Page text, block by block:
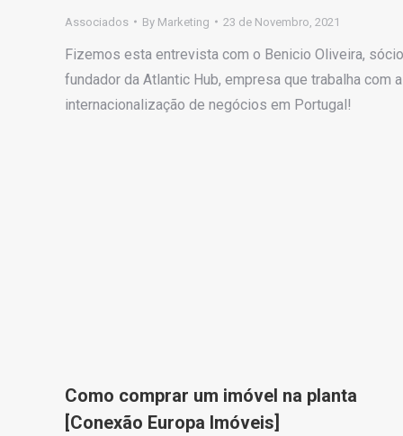
Associados By Marketing 23 de Novembro, 2021
Fizemos esta entrevista com o Benicio Oliveira,
fundador da Atlantic Hub, empresa que trabalha com a
internacionalização de negócios em Portugal!
Como comprar um imóvel na planta
[Conexão Europa Imóveis]